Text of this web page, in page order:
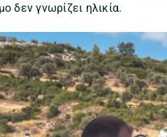
δεν γνωρίζει ηλικία.